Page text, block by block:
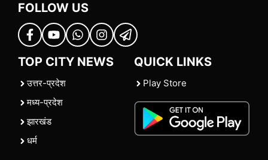
FOLLOW US
TOP CITY NEWS
उत्तर-प्रदेश
मध्य-प्रदेश
झारखंड
धर्म
QUICK LINKS
Play Store